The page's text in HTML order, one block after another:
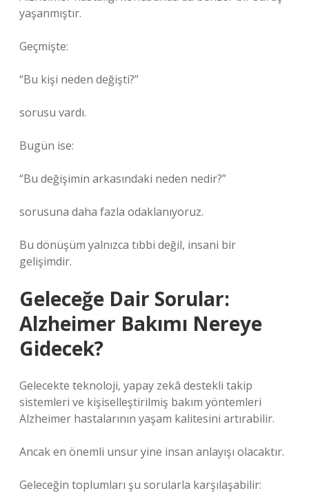
yaşanmıştır.
Geçmişte:
“Bu kişi neden değişti?”
sorusu vardı.
Bugün ise:
“Bu değişimin arkasındaki neden nedir?”
sorusuna daha fazla odaklanıyoruz.
Bu dönüşüm yalnızca tıbbi değil, insani bir
gelişimdir.
Geleceğe Dair Sorular:
Alzheimer Bakımı Nereye
Gidecek?
Gelecekte teknoloji, yapay zekâ destekli takip
sistemleri ve kişiselleştirilmiş bakım yöntemleri
Alzheimer hastalarının yaşam kalitesini artırabilir.
Ancak en önemli unsur yine insan anlayışı olacaktır.
Geleceğin toplumları şu sorularla karşılaşabilir: